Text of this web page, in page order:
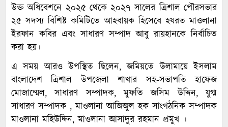
উক্ত অধিবেশনে ২০২৫ থেকে ২০২৭ সালের ত্রিশাল পৌরসভার
২৫ সদস্য বিশিষ্ট কমিটিতে আহবায়ক হিসেবে হযরত মাওলানা
ইরফান কবির এবং সাধারণ সম্পাদ আবু রায়হানকে নির্বাচিত
করা হয়।
এ সময় আরও উপস্থিত ছিলেন, জমিয়তে উলামায়ে ইসলাম
বাংলাদেশ ত্রিশাল উপজেলা শাখার সহ-সভাপতি হাফেজ
মোজাম্মেল, সাধারণ সম্পাদক, মুফতি জসিম উদ্দিন, যুগ্ম
সাধারণ সম্পাদক , মাওলানা আজিজুল হক সাংগঠনিক সম্পাদক
মাওলানা মহিউদ্দিন, মাওলানা আসাদুর রহমান প্রমুখ ।